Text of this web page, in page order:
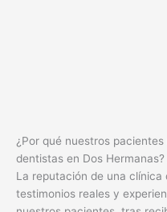
¿Por qué nuestros
dentistas en Dos
La reputación de una
testimonios reales y